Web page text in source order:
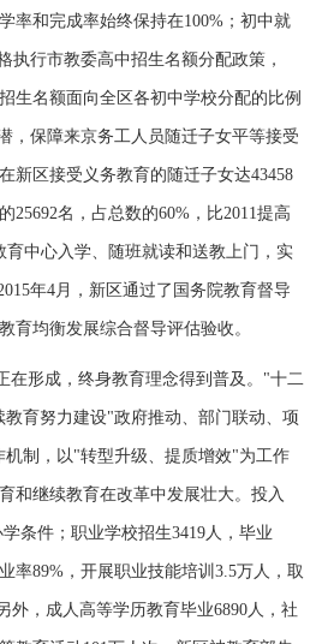
率和完成率始终保持在100%；初中就
执行市教委高中招生名额分配政策，
生名额面向全区各初中学校分配的比例
，保障来京务工人员随迁子女平等接受
新区接受义务教育的随迁子女达43458
25692名，占总数的60%，比2011提高
育中心入学、随班就读和送教上门，实
年4月，新区通过了国务院教育督导
育均衡发展综合督导评估验收。
形成，终身教育理念得到普及。"十二
育努力建设"政府推动、部门联动、项
机制，以"转型升级、提质增效"为工作
和继续教育在改革中发展壮大。投入
条件；职业学校招生3419人，毕业
率89%，开展职业技能培训3.5万人，取
外，成人高等学历教育毕业6890人，社